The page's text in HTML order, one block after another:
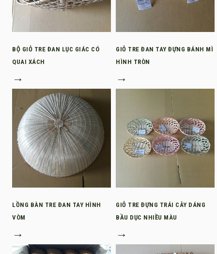
BỘ GIỎ TRE ĐAN LỤC GIÁC CÓ
QUAI XÁCH
→
GIỎ TRE ĐAN TAY ĐỰNG BÁNH MÌ
HÌNH TRÒN
→
LỒNG BÀN TRE ĐAN TAY HÌNH
VÒM
→
GIỎ TRE ĐỰNG TRÁI CÂY DÁNG
BẦU DỤC NHIỀU MÀU
→